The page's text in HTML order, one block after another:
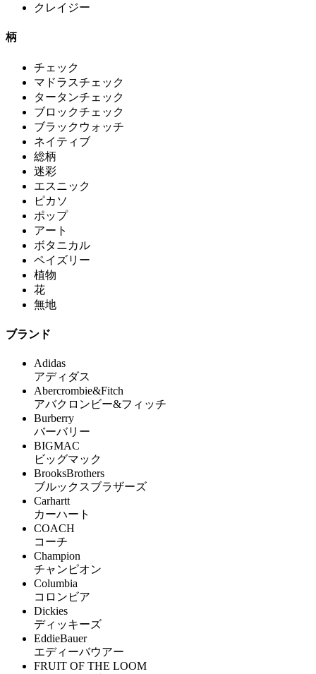
クレイジー
柄
チェック
マドラスチェック
タータンチェック
ブロックチェック
ブラックウォッチ
ネイティブ
総柄
迷彩
エスニック
ピカソ
ポップ
アート
ボタニカル
ペイズリー
植物
花
無地
ブランド
Adidas
アディダス
Abercrombie&Fitch
アバクロンビー&フィッチ
Burberry
バーバリー
BIGMAC
ビッグマック
BrooksBrothers
ブルックスブラザーズ
Carhartt
カーハート
COACH
コーチ
Champion
チャンピオン
Columbia
コロンビア
Dickies
ディッキーズ
EddieBauer
エディーバウアー
FRUIT OF THE LOOM